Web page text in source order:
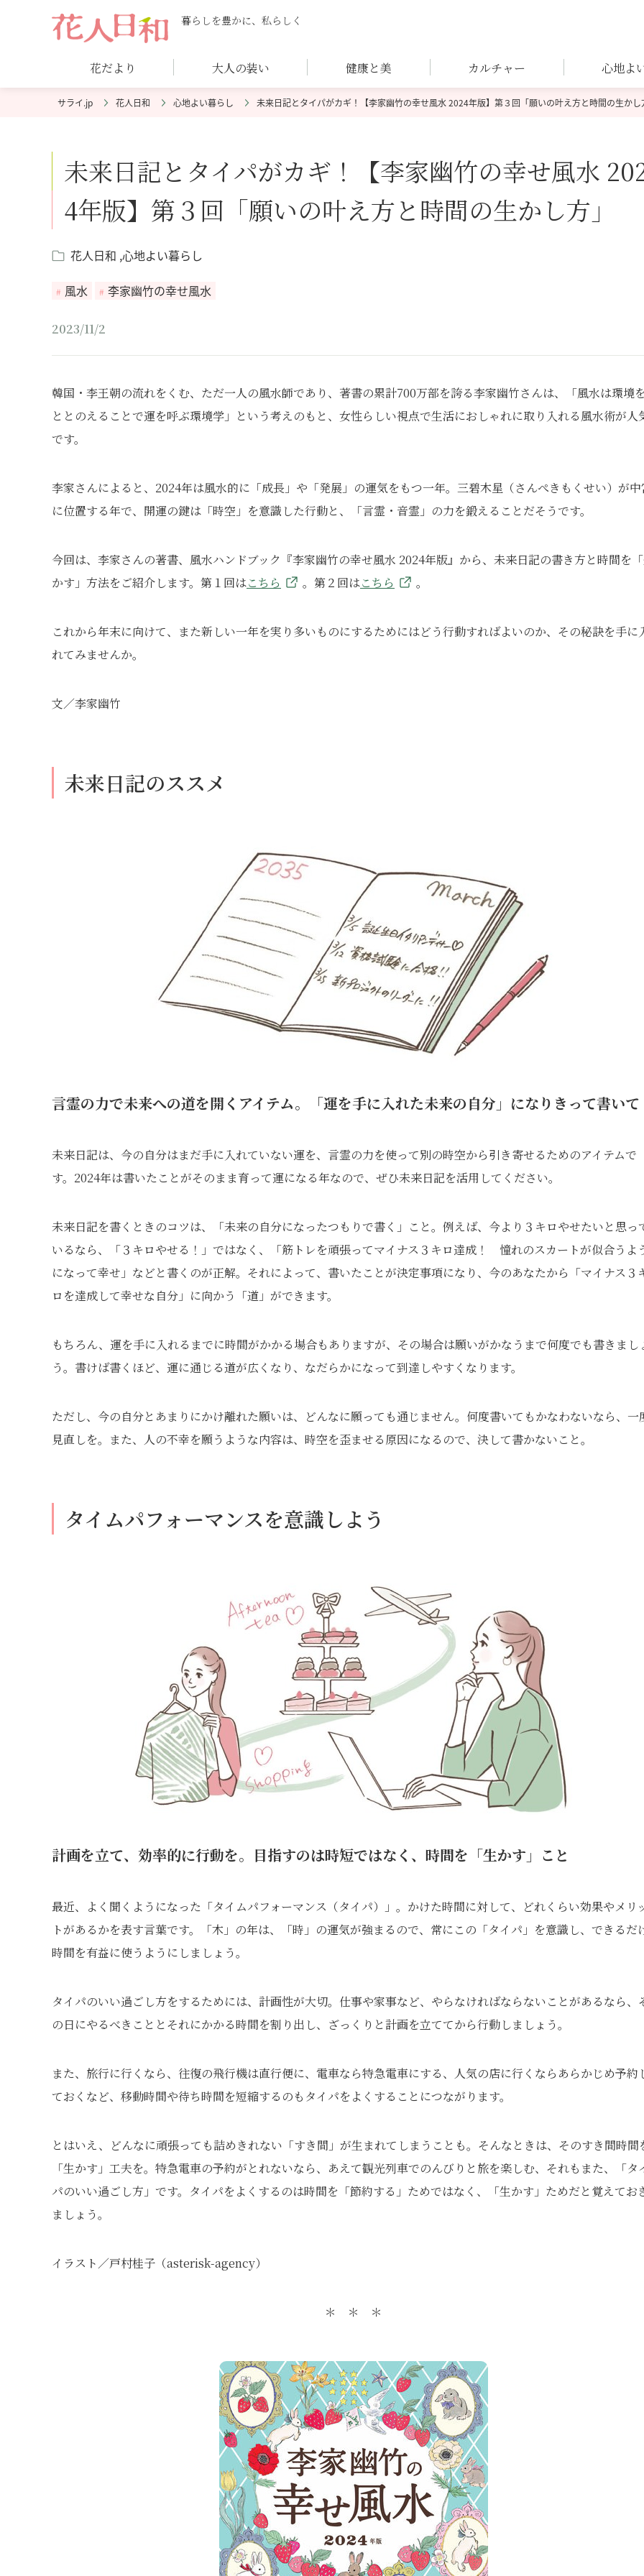
暮らしを豊かに、私らしく
花だより 大人の装い 健康と美 カルチャー 心地よ
花人日和 心地よい暮らし 未来日記とタイパがカギ！【李家幽竹の幸せ風水 2024年版】第３回「願いの叶え方と時間の生かし
未来日記とタイパがカギ！【李家幽竹の幸せ風水
4年版】第３回「願いの叶え方と時間の生かし方」
花人日和 心地よい暮らし
風水 李家幽竹の幸せ風水
2023/11/2
韓国・李王朝の流れをくむ、ただ⼀⼈の⾵⽔師であり、著書の累計700万部を誇る李家幽竹さんは、「風水は環境
ととのえることで運を呼ぶ環境学」という考えのもと、女性らしい視点で生活におしゃれに取り入れる風水術が人
です。
李家さんによると、2024年は風水的に「成長」や「発展」の運気をもつ一年。三碧木星（さんぺきもくせい）が中
に位置する年で、開運の鍵は「時空」を意識した行動と、「言霊・音霊」の力を鍛えることだそうです。
今回は、李家さんの著書、風水ハンドブック『李家幽竹の幸せ風水 2024年版』から、未来日記の書き方と時間を
かす」方法をご紹介します。第１回はこちら 。第２回はこちら 。
これから年末に向けて、また新しい一年を実り多いものにするためにはどう行動すればよいのか、その秘訣を手に
れてみませんか。
文／李家幽竹
未来日記のススメ
言霊の力で未来への道を開くアイテム。「運を手に入れた未来の自分」になりきって書いて
未来日記は、今の自分はまだ手に入れていない運を、言霊の力を使って別の時空から引き寄せるためのアイテムで
す。2024年は書いたことがそのまま育って運になる年なので、ぜひ未来日記を活用してください。
未来日記を書くときのコツは、「未来の自分になったつもりで書く」こと。例えば、今より３キロやせたいと思っ
いるなら、「３キロやせる！」ではなく、「筋トレを頑張ってマイナス３キロ達成！ 憧れのスカートが似合うよ
になって幸せ」などと書くのが正解。それによって、書いたことが決定事項になり、今のあなたから「マイナス３
ロを達成して幸せな自分」に向かう「道」ができます。
もちろん、運を手に入れるまでに時間がかかる場合もありますが、その場合は願いがかなうまで何度でも書きまし
う。書けば書くほど、運に通じる道が広くなり、なだらかになって到達しやすくなります。
ただし、今の自分とあまりにかけ離れた願いは、どんなに願っても通じません。何度書いてもかなわないなら、一
見直しを。また、人の不幸を願うような内容は、時空を歪ませる原因になるので、決して書かないこと。
タイムパフォーマンスを意識しよう
計画を立て、効率的に行動を。目指すのは時短ではなく、時間を「生かす」こと
最近、よく聞くようになった「タイムパフォーマンス（タイパ）」。かけた時間に対して、どれくらい効果やメリ
トがあるかを表す言葉です。「木」の年は、「時」の運気が強まるので、常にこの「タイパ」を意識し、できるだ
時間を有益に使うようにしましょう。
タイパのいい過ごし方をするためには、計画性が大切。仕事や家事など、やらなければならないことがあるなら、
の日にやるべきこととそれにかかる時間を割り出し、ざっくりと計画を立ててから行動しましょう。
また、旅行に行くなら、往復の飛行機は直行便に、電車なら特急電車にする、人気の店に行くならあらかじめ予約
ておくなど、移動時間や待ち時間を短縮するのもタイパをよくすることにつながります。
とはいえ、どんなに頑張っても詰めきれない「すき間」が生まれてしまうことも。そんなときは、そのすき間時間
「生かす」工夫を。特急電車の予約がとれないなら、あえて観光列車でのんびりと旅を楽しむ、それもまた、「タ
パのいい過ごし方」です。タイパをよくするのは時間を「節約する」ためではなく、「生かす」ためだと覚えてお
ましょう。
イラスト／戸村桂子（asterisk-agency）
＊ ＊ ＊